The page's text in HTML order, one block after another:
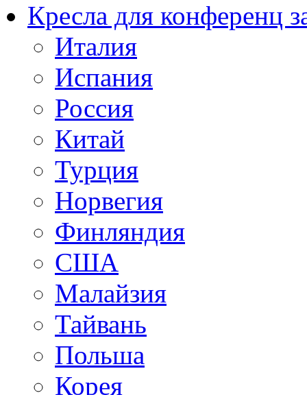
Кресла для конференц
Италия
Испания
Россия
Китай
Турция
Норвегия
Финляндия
США
Малайзия
Тайвань
Польша
Корея